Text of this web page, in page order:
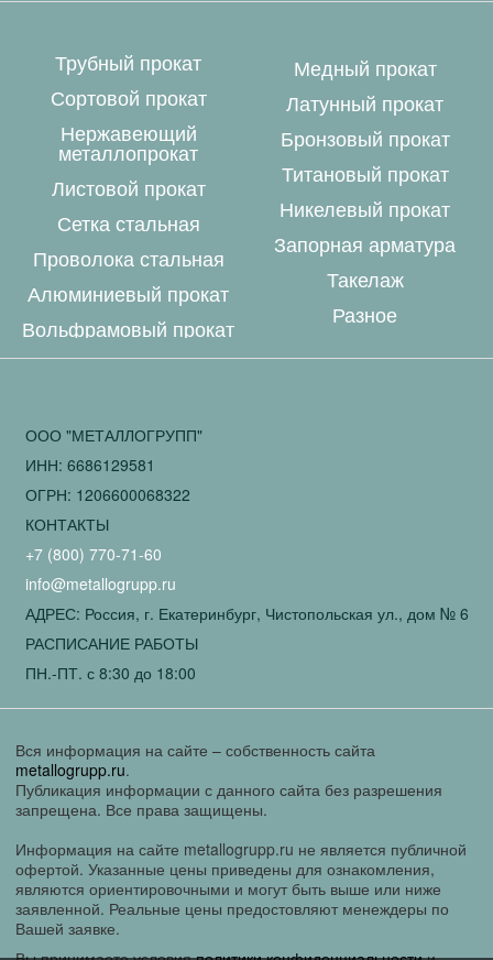
Трубный прокат
Сортовой прокат
Нержавеющий
металлопрокат
Листовой прокат
Сетка стальная
Проволока стальная
Алюминиевый прокат
Вольфрамовый прокат
Медный прокат
Латунный прокат
Бронзовый прокат
Титановый прокат
Никелевый прокат
Запорная арматура
Такелаж
Разное
ООО "МЕТАЛЛОГРУПП"
ИНН: 6686129581
ОГРН: 1206600068322
КОНТАКТЫ
+7 (800) 770-71-60
info@metallogrupp.ru
АДРЕС: Россия, г. Екатеринбург, Чистопольская ул., дом № 6
РАСПИСАНИЕ РАБОТЫ
ПН.-ПТ. с 8:30 до 18:00
Вся информация на сайте – собственность сайта
metallogrupp.ru.
Публикация информации с данного сайта без разрешения
запрещена. Все права защищены.
Информация на сайте metallogrupp.ru не является публичной
офертой. Указанные цены приведены для ознакомления,
являются ориентировочными и могут быть выше или ниже
заявленной. Реальные цены предостовляют менеждеры по
Вашей заявке.